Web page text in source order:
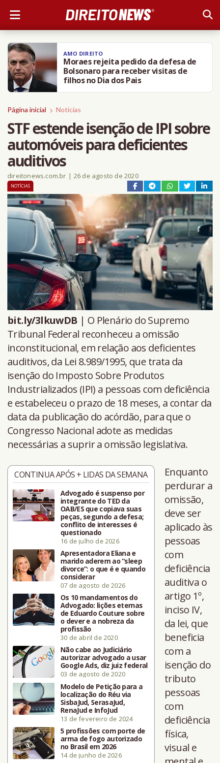
AMO DIREITO
Moraes rejeita pedido da defesa de
Bolsonaro para receber visitas de
filhos no Dia dos Pais
Página inicial Notícias
STF estende isenção de IPI sobre
automóveis para deficientes
auditivos
direitonews.com.br | 26 de agosto de 2020
NOTÍCIAS
bit.ly/3lkuwDB | O Plenário do Supremo
Tribunal Federal reconheceu a omissão
inconstitucional, em relação aos deficientes
auditivos, da Lei 8.989/1995, que trata da
isenção do Imposto Sobre Produtos
Industrializados (IPI) a pessoas com deficiência
e estabeleceu o prazo de 18 meses, a contar da
data da publicação do acórdão, para que o
Congresso Nacional adote as medidas
necessárias a suprir a omissão legislativa.
CONTINUA APÓS + LIDAS DA SEMANA
Advogado é suspenso por
integrante do TED da
OAB/ES que copiava suas
peças, segundo a defesa;
conflito de interesses é
questionado
16 de julho de 2026
Apresentadora Eliana e
marido aderem ao “sleep
divorce”: o que é e quando
considerar
07 de agosto de 2026
Os 10 mandamentos do
Advogado: lições eternas
de Eduardo Couture sobre
o dever e a nobreza da
profissão
30 de abril de 2020
Não cabe ao Judiciário
autorizar advogado a usar
Google Ads, diz juiz federal
03 de agosto de 2020
Modelo de Petição para a
localização do Réu via
SisbaJud, SerasaJud,
RenaJud e InfoJud
13 de fevereiro de 2024
5 profissões com porte de
arma de fogo autorizado
no Brasil em 2026
14 de junho de 2026
Enquanto
perdurar a
omissão,
deve ser
aplicado às
pessoas
com
deficiência
auditiva o
artigo 1º,
inciso IV,
da lei, que
beneficia
com a
isenção do
tributo
pessoas
com
deficiência
física,
visual e